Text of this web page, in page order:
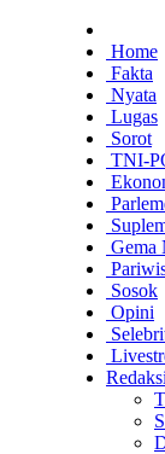
Home
Fakta
Nyata
Lugas
Sorot
TNI-
Gema
Sosok
Opini
Redaksi